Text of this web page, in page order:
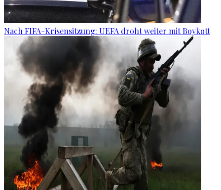
Nach FIFA-Krisensitzung: UEFA droht weiter mit Boykott